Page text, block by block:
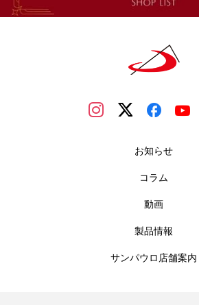
お知らせ
コラム
動画
製品情報
サンパウロ店舗案内